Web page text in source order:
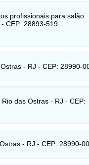
profissionais para salão.
CEP: 28893-519
- RJ - CEP: 28990-
das Ostras - RJ - CEP:
- RJ - CEP: 28990-